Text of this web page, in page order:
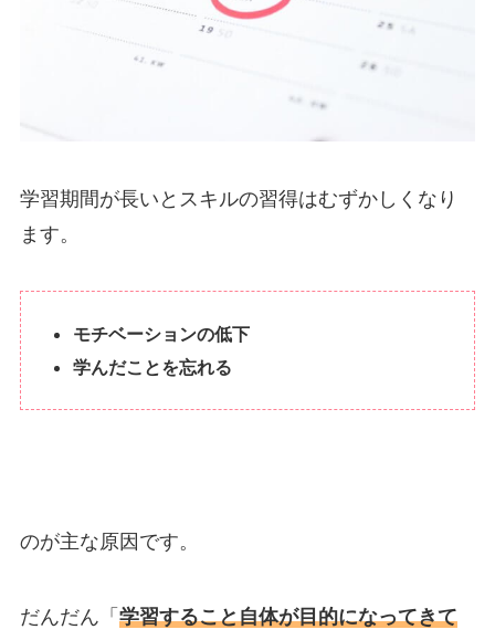
学習期間が長いとスキルの習得はむずかしくなり
ます。
モチベーションの低下
学んだことを忘れる
のが主な原因です。
だんだん「 学習すること自体が目的になってきて